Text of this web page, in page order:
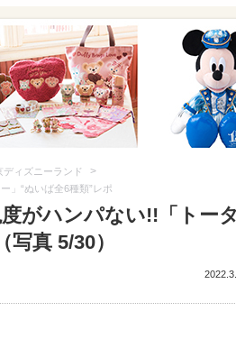
ディズニーランド >
」“ぬいば全6種類”レポ
がハンパない!!「トー
真 5/30）